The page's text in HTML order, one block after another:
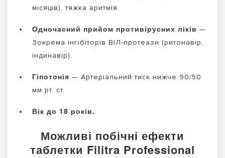
місяців), тяжка аритмія.
Одночасний прийом противірусних ліків —
Зокрема інгібіторів ВІЛ-протеази (ритонавір,
індинавір).
Гіпотонія — Артеріальний тиск нижче 90/50
мм рт. ст.
Вік до 18 років.
Можливі побічні ефекти
таблетки Filitra Professional